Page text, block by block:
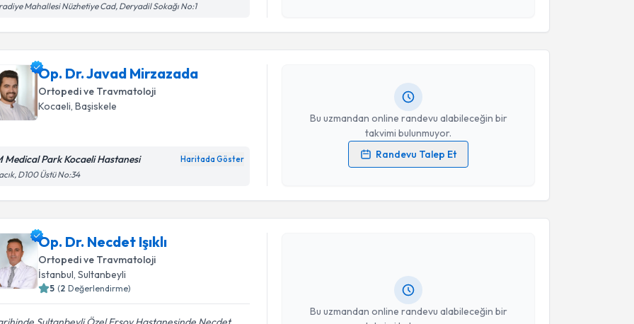
Mahallesi Nüzhetiye Cad, Deryadil Sokağı No:1
Takvim Talebini Gönder
Op. Dr. Javad Mirzazada
Ortopedi ve Travmatoloji
Kocaeli, Başiskele
Medical Park Kocaeli Hastanesi Haritada Göster
D100 Üstü No:34
Bu uzmandan online randevu alabileceğin bir
takvimi bulunmuyor.
Randevu Talep Et
Kişisel verilerimin işlenmesine ilişkinAydınlatma Metni
işlenmesini kabul ediyorum.
Op. Dr. Necdet Işıklı
Ortopedi ve Travmatoloji
İstanbul, Sultanbeyli
5 (2 Değerlendirme)
Bu uzmandan online randevu alabileceğin bir
Randevu Takvimi Talebi
Op. Dr. Necdet Işıklı